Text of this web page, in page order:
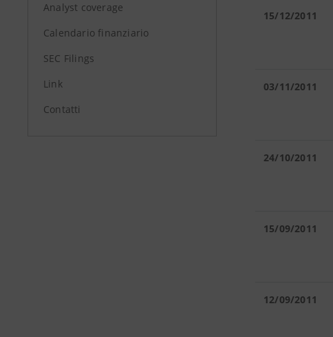
Analyst coverage
Calendario finanziario
SEC Filings
Link
Contatti
15/12/2011
03/11/2011
24/10/2011
15/09/2011
12/09/2011